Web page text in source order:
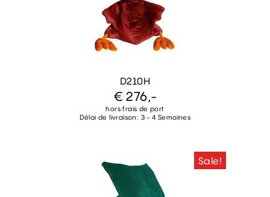
D210H
€ 276,-
hors frais de port
Délai de livraison: 3 - 4 Semaines
Sale!